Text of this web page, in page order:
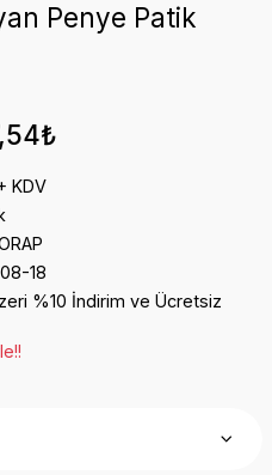
Penye Patik
KDV
18
%10 İndirim ve Ücretsiz